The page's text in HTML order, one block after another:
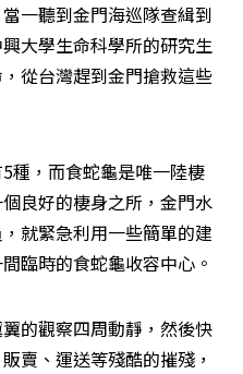
一聽到金門海巡隊查緝到
大學生命科學所的研究生
從台灣趕到金門搶救這些
種，而食蛇龜是唯一陸棲
良好的棲身之所，金門水
就緊急利用一些簡單的建
臨時的食蛇龜收容中心。
的觀察四周動靜，然後快
賣、運送等殘酷的摧殘，